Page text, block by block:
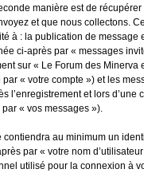
manière est de récupérer
et que nous collectons.
à : la publication de message
ci-après par « messages
sur « Le Forum des Minerva
« votre compte ») et les
l’enregistrement et lors d’une
« vos messages »).
contiendra au minimum un
par « votre nom
utilisé pour la connexion à